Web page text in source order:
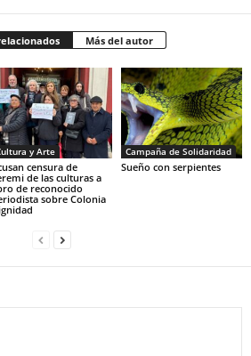
Más del autor
y Arte
censura de
de las culturas a
de reconocido
sobre Colonia
Campaña de Solidaridad
Sueño con serpientes